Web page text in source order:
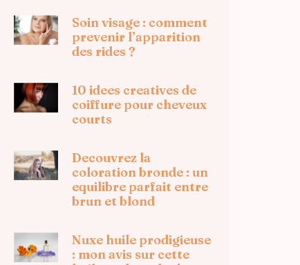
Soin visage : comment
prevenir l’apparition
des rides ?
10 idees creatives de
coiffure pour cheveux
courts
Decouvrez la
coloration bronde : un
equilibre parfait entre
brun et blond
Nuxe huile prodigieuse
: mon avis sur cette